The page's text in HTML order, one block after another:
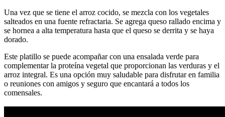
Una vez que se tiene el arroz cocido, se mezcla con los vegetales
salteados en una fuente refractaria. Se agrega queso rallado encima y
se hornea a alta temperatura hasta que el queso se derrita y se haya
dorado.
Este platillo se puede acompañar con una ensalada verde para
complementar la proteína vegetal que proporcionan las verduras y el
arroz integral. Es una opción muy saludable para disfrutar en familia
o reuniones con amigos y seguro que encantará a todos los
comensales.